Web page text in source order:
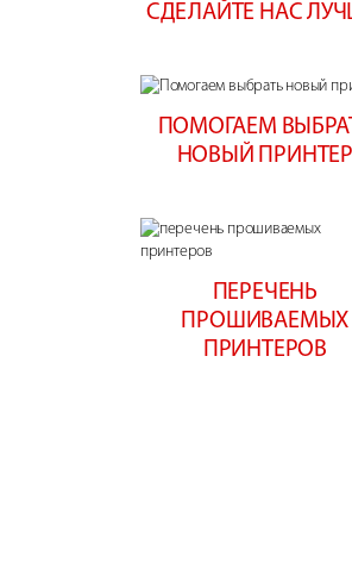
СДЕЛАЙТЕ НАС
ПОМОГАЕМ
НОВЫЙ ПРИНТЕР
ПЕРЕЧЕНЬ
ПРОШИВАЕМЫХ
ПРИНТЕРОВ